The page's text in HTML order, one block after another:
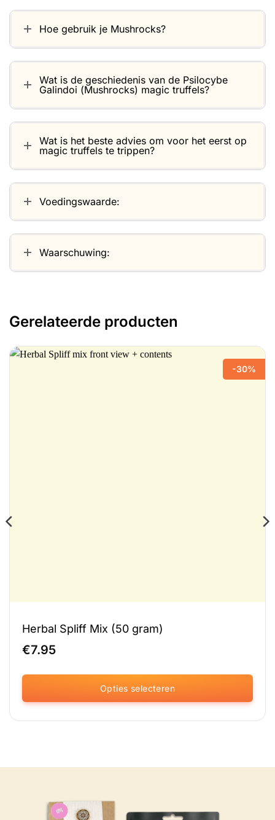
Hoe gebruik je Mushrocks?
Wat is de geschiedenis van de Psilocybe
Galindoi (Mushrocks) magic truffels?
Wat is het beste advies om voor het eerst op
magic truffels te trippen?
Voedingswaarde:
Waarschuwing:
Gerelateerde producten
-30%
Herbal Spliff Mix (50 gram)
€7.95
Opties selecteren
Dit
product
gekozen